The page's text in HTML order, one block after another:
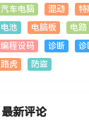
汽车电脑
混动
电池
电脑板 电路
编程设码
诊断 诊
路虎
防盗
最新评论